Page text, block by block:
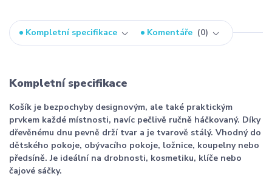
Kompletní specifikace Komentáře 0
Kompletní specifikace
Košík je bezpochyby designovým, ale také praktickým
prvkem každé místnosti, navíc pečlivě ručně háčkovaný. Díky
dřevěnému dnu pevně drží tvar a je tvarově stálý. Vhodný do
dětského pokoje, obývacího pokoje, ložnice, koupelny nebo
předsíně. Je ideální na drobnosti, kosmetiku, klíče nebo
čajové sáčky.